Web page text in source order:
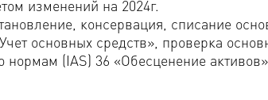
изменений на 2024г.
консервация, списание
основных средств», проверка
нормам (IAS) 36 «Обесценение активов»